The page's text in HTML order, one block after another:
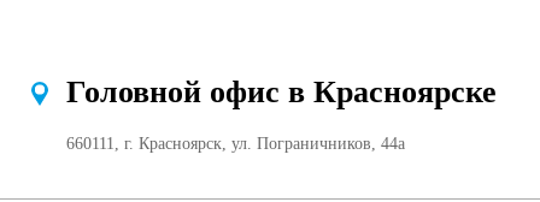
Головной офис в Красноярске
660111, г. Красноярск, ул. Пограничников, 44а